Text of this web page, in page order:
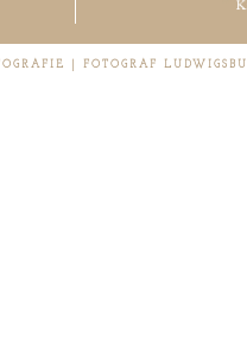
| FOTOGRAF